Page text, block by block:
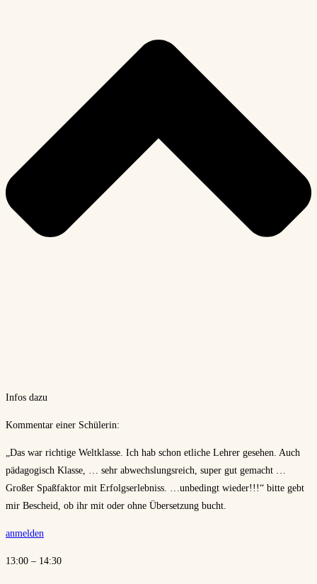
Infos dazu
Kommentar einer Schülerin:
„Das war richtige Weltklasse. Ich hab schon etliche Lehrer gesehen. Auch
pädagogisch Klasse, … sehr abwechslungsreich, super gut gemacht …
Großer Spaßfaktor mit Erfolgserlebniss. …unbedingt wieder!!!“ bitte gebt
mir Bescheid, ob ihr mit oder ohne Übersetzung bucht.
anmelden
13:00 – 14:30